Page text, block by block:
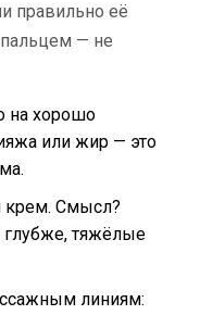
правильно её
пальцем — не
на хорошо
или жир — это
крем. Смысл?
глубже, тяжёлые
линиям: